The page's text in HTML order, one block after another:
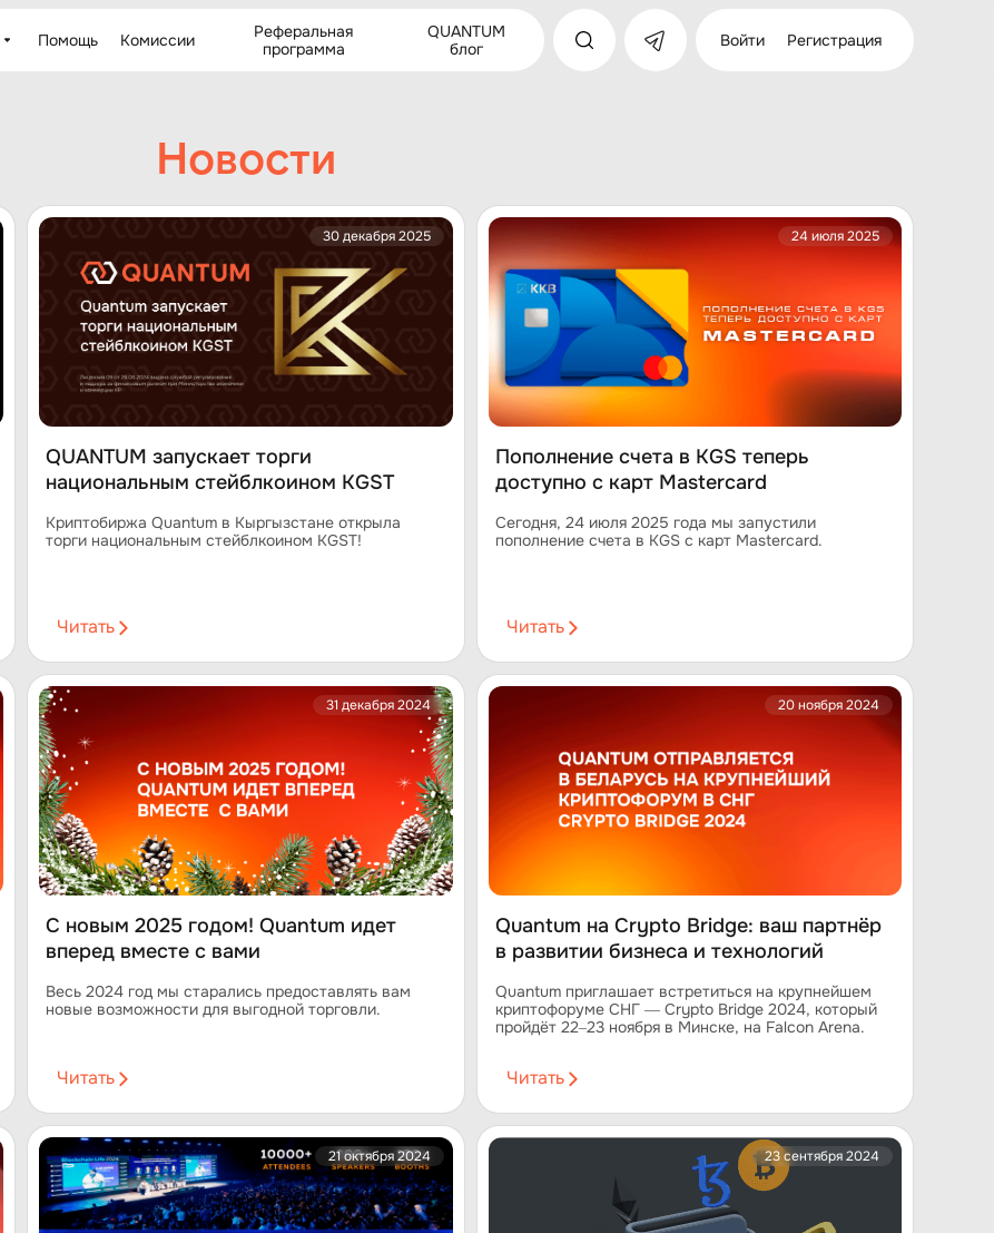
Помощь Комиссии
Реферальная
программа
QUANTUM
блог
Войти Регистрация
Новости
30 декабря 2025
QUANTUM запускает торги
национальным стейблкоином KGST
Криптобиржа Quantum в Кыргызстане открыла
торги национальным стейблкоином KGST!
Читать
24 июля 2025
Пополнение счета в KGS теперь
доступно с карт Mastercard
Сегодня, 24 июля 2025 года мы запустили
пополнение счета в KGS с карт Mastercard.
Читать
31 декабря 2024
С новым 2025 годом! Quantum идет
вперед вместе с вами
Весь 2024 год мы старались предоставлять вам
новые возможности для выгодной торговли.
Читать
20 ноября 2024
Quantum на Crypto Bridge: ваш партнёр
в развитии бизнеса и технологий
Quantum приглашает встретиться на крупнейшем
криптофоруме СНГ — Crypto Bridge 2024, который
пройдёт 22–23 ноября в Минске, на Falcon Arena.
Читать
21 октября 2024 23 сентября 2024